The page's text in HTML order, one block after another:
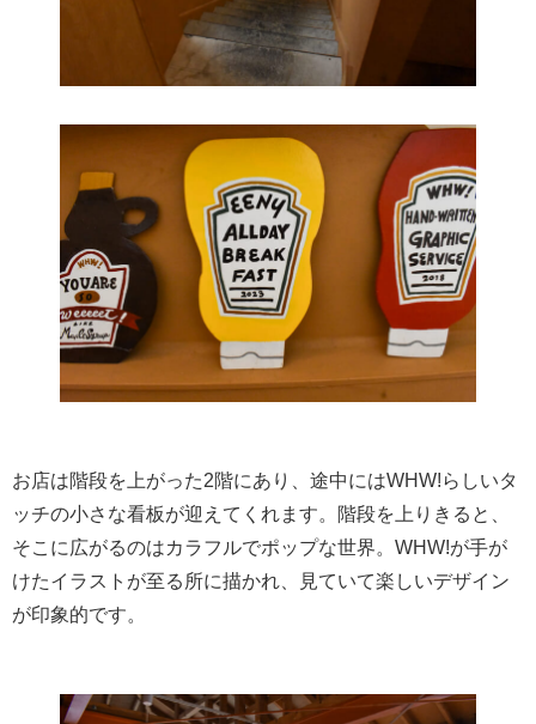
お店は階段を上がった2階にあり、途中にはWHW!らしいタ
ッチの小さな看板が迎えてくれます。階段を上りきると、
そこに広がるのはカラフルでポップな世界。WHW!が手が
けたイラストが至る所に描かれ、見ていて楽しいデザイン
が印象的です。